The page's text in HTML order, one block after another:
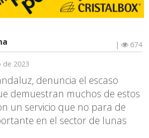
| 674
de 2023
denuncia el escaso
demuestran muchos de estos
un servicio que no para de
en el sector de lunas